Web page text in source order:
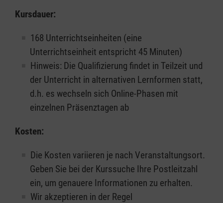
Kursdauer:
168 Unterrichtseinheiten (eine
Unterrichtseinheit entspricht 45 Minuten)
Hinweis: Die Qualifizierung findet in Teilzeit und
der Unterricht in alternativen Lernformen statt,
d.h. es wechseln sich Online-Phasen mit
einzelnen Präsenztagen ab
Kosten:
Die Kosten variieren je nach Veranstaltungsort.
Geben Sie bei der Kurssuche Ihre Postleitzahl
ein, um genauere Informationen zu erhalten.
Wir akzeptieren in der Regel